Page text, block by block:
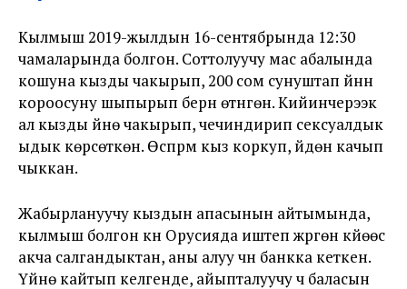
Кылмыш 2019-жылдын 16-сентябрында 12:30
чамаларында болгон. Соттолуучу мас абалында
кошуна кызды чакырып, 200 сом сунуштап үйүнүн
короосуну шыпырып берүүнү өтүнгөн. Кийинчерээк
ал кызды үйүнө чакырып, чечиндирип сексуалдык
ыдык көрсөткөн. Өспүрүм кыз коркуп, үйдөн качып
чыккан.
Жабырлануучу кыздын апасынын айтымында,
кылмыш болгон күнү Орусияда иштеп жүргөн күйөөсү
акча салгандыктан, аны алуу үчүн банкка кеткен.
Үйүнө кайтып келгенде, айыпталуучу үч баласын